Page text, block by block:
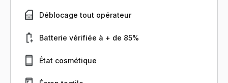
Déblocage tout opérateur
Batterie vérifiée à + de 85%
État cosmétique